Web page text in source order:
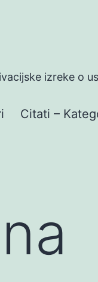
izreke o
Citati –